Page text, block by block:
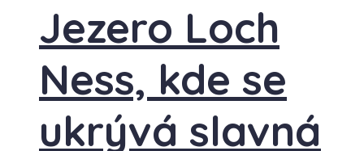
Jezero Loch
Ness, kde se
ukrývá slavná